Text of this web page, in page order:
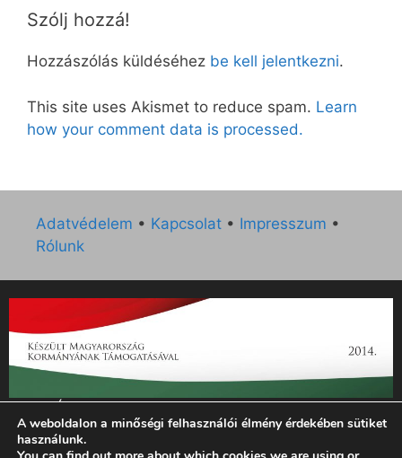
Szólj hozzá!
Hozzászólás küldéséhez be kell jelentkezni.
This site uses Akismet to reduce spam. Learn
how your comment data is processed.
Adatvédelem • Kapcsolat • Impresszum •
Rólunk
„Az Új Ember katolikus hetilap 2014. évi működésének
támogatását az EGYH-KCP-14-P-0121 sz. támogatási
szerződés keretében 3 000 000 Ft összegben támogatta az
A weboldalon a minőségi felhasználói élmény érdekében sütiket
használunk.